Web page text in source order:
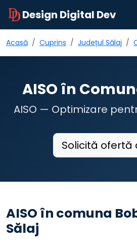
Design Digital Dev
Acasă Cuprins Județul Sălaj
AISO în
AISO — Optimizare
Solicită ofertă
AISO în comuna
Sălaj